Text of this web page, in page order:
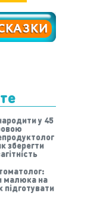
у 45
зберегти
малюка на
підготувати